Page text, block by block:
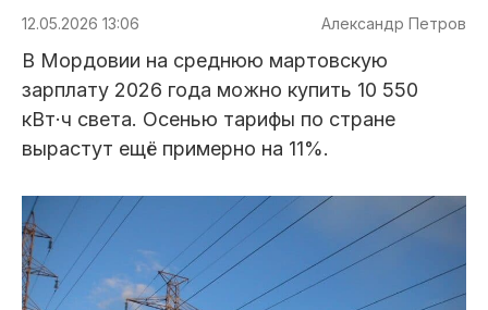
12.05.2026 13:06 Александр Петров
В Мордовии на среднюю мартовскую
зарплату 2026 года можно купить 10 550
кВт·ч света. Осенью тарифы по стране
вырастут ещё примерно на 11%.